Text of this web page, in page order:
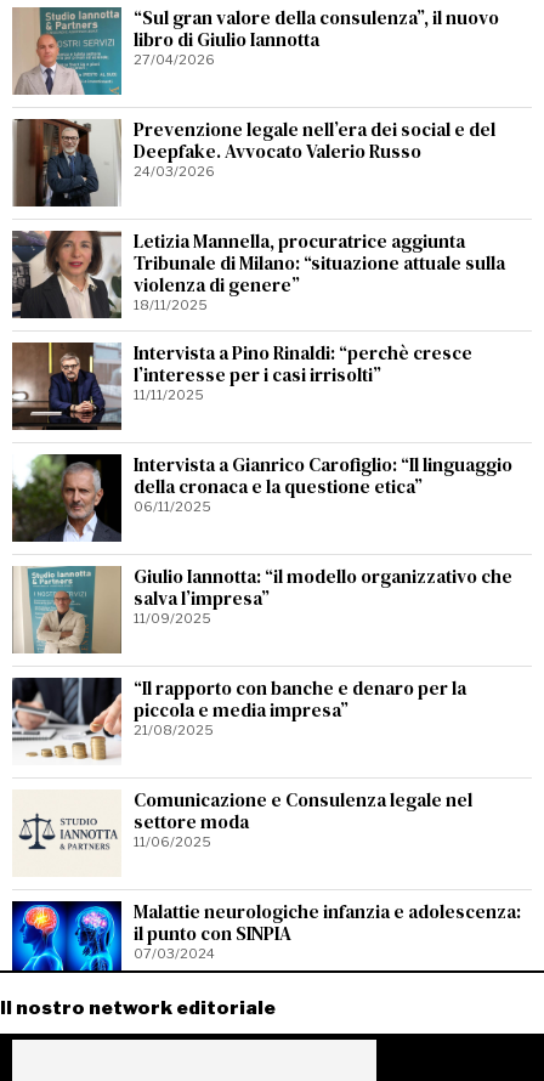
“Sul gran valore della consulenza”, il nuovo
libro di Giulio Iannotta
27/04/2026
Prevenzione legale nell’era dei social e del
Deepfake. Avvocato Valerio Russo
24/03/2026
Letizia Mannella, procuratrice aggiunta
Tribunale di Milano: “situazione attuale sulla
violenza di genere”
18/11/2025
Intervista a Pino Rinaldi: “perchè cresce
l’interesse per i casi irrisolti”
11/11/2025
Intervista a Gianrico Carofiglio: “Il linguaggio
della cronaca e la questione etica”
06/11/2025
Giulio Iannotta: “il modello organizzativo che
salva l’impresa”
11/09/2025
“Il rapporto con banche e denaro per la
piccola e media impresa”
21/08/2025
Comunicazione e Consulenza legale nel
settore moda
11/06/2025
Malattie neurologiche infanzia e adolescenza:
il punto con SINPIA
07/03/2024
Il nostro network editoriale